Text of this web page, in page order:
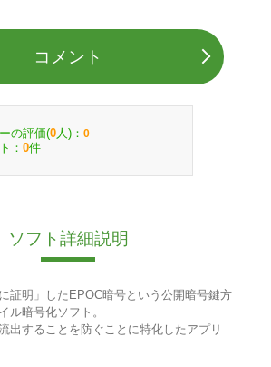
コメント
の評価(0 人)： 0
： 0件
ソフト詳細説明
証明」したEPOC暗号という公開暗号鍵方
ル暗号化ソフト。
出することを防ぐことに特化したアプリ